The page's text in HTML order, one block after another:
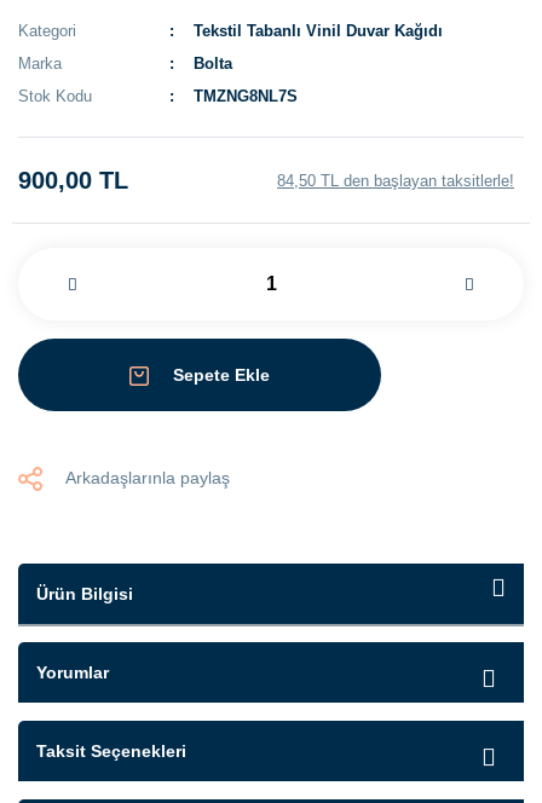
Kategori
Tekstil Tabanlı Vinil Duvar Kağıdı
Marka
Bolta
Stok Kodu
TMZNG8NL7S
900,00 TL 84,50 TL den başlayan taksitlerle!
Sepete Ekle
Arkadaşlarınla paylaş
Ürün Bilgisi
Yorumlar
Taksit Seçenekleri